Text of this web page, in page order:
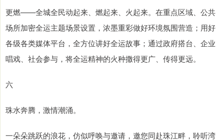
更燃——全城全民动起来、燃起来、火起来。在重点区域、公共
场所加密全运主题场景设置，浓墨重彩做好环境氛围营造；用好
各级各类媒体平台，全方位讲好全运故事；通过政府搭台、企业
唱戏、社会参与，将全运精神的火种撒得更广、传得更远。
六
珠水奔腾，激情潮涌。
一朵朵跳跃的浪花，仿似呼唤与邀请，邀您同赴珠江畔，聆听湾